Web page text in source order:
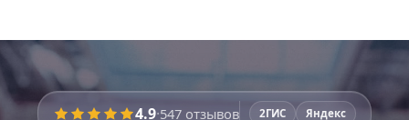
Время работы:
4.9·547 отзывов 2ГИС Яндекс